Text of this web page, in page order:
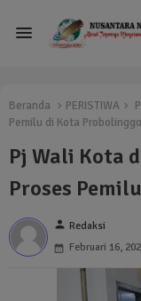
Beranda PERISTIWA
Pemilu di Kota Probolinggo
Pj Wali Kota
Proses
person Redaksi
Februari 16,